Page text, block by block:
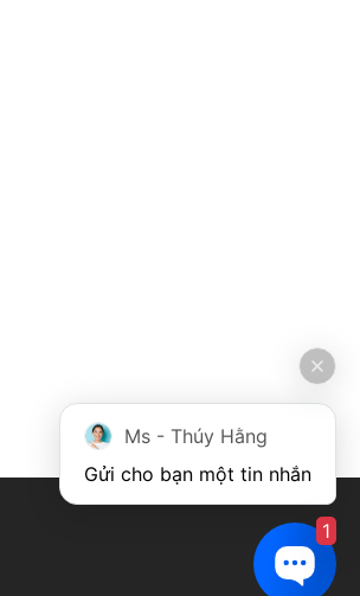
Ms - Thúy Hằng
Gửi cho bạn một tin nhắn
1